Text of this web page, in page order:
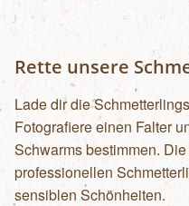
Rette unsere
Lade dir die
Fotografiere einen Falter
Schwarms bestimmen.
professionellen
sensiblen Schönheiten.